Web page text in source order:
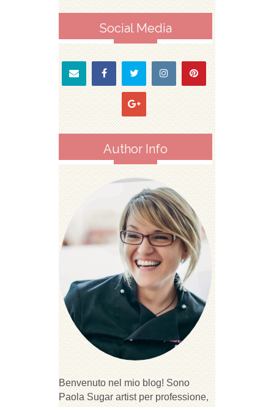
Social Media
Author Info
Benvenuto nel mio blog! Sono
Paola Sugar artist per professione,